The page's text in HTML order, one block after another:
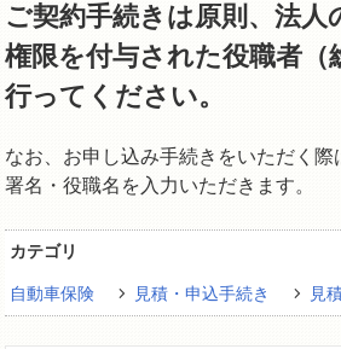
ご契約手続きは原則、法人
権限を付与された役職者（
行ってください。
なお、お申し込み手続きをいただく
署名・役職名を入力いただきます。
カテゴリ
自動車保険 見積・申込手続き 見